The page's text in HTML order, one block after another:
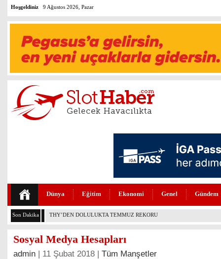
Hoşgeldiniz 9 Ağustos 2026, Pazar
Dünya Eğitim Ekonomi Genel Gündem
Son Dakika AJET’İN İKRAM MENÜLERİ YENİLENDİ
Sosyal Medya Hesapları
admin | 11 Şubat 2018 | Tüm Manşetler